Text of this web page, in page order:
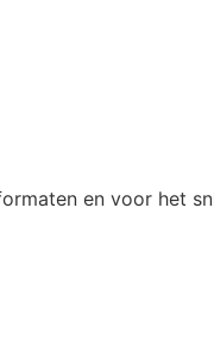
en voor het